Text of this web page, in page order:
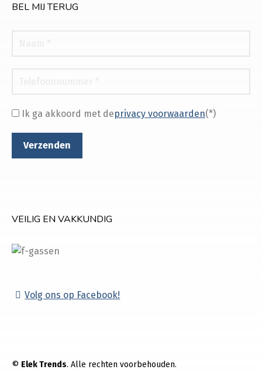
BEL MIJ TERUG
Ik ga akkoord met deprivacy voorwaarden(*)
VEILIG EN VAKKUNDIG
Volg ons op Facebook!
© Elek Trends. Alle rechten voorbehouden.